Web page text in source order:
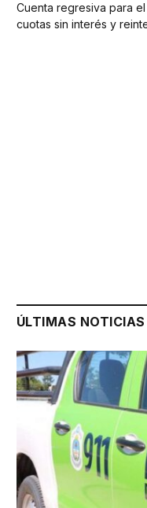
Cuenta regresiva para
cuotas sin interés y
ÚLTIMAS NOTICIAS